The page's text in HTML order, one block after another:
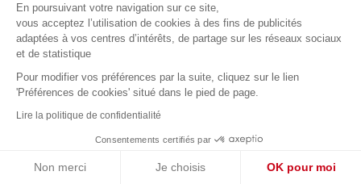
VOLKSWAGEN
Golf 1.5 eTSI EVO2 116 DSG7
22 677 km
31 990 €
BONJOUR 😊
Je suis en ligne pour répondre à vos questions !
En poursuivant votre navigation sur ce site,
vous acceptez l’utilisation de cookies à des fins de publicités
adaptées à vos centres d’intérêts, de partage sur les réseaux sociaux
et de statistique
Pour modifier vos préférences par la suite, cliquez sur le lien
'Préférences de cookies' situé dans le pied de page.
Lire la politique de confidentialité
Consentements certifiés par
Non merci Je choisis OK pour moi